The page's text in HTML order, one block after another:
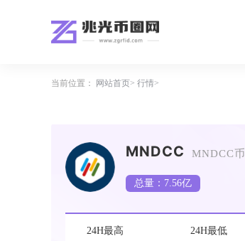
当前位置： 网站首页 行情
MNDCC MNDCC币
总量：7.56亿
24H最高 24H最低